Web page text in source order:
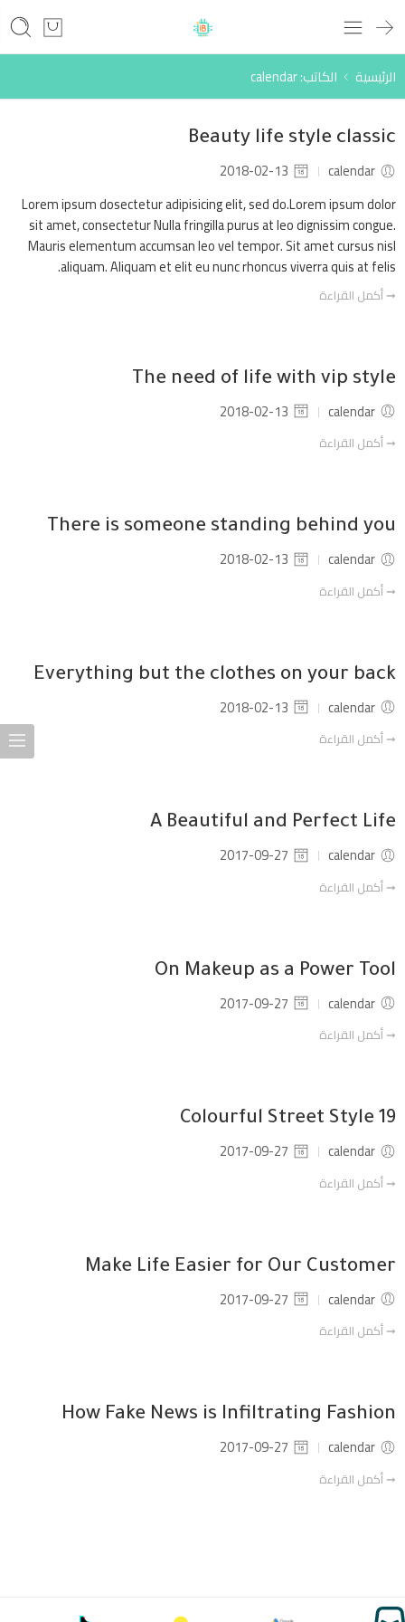
الرئيسية الكاتب: calendar
Beauty life style classic
calendar
2018-02-13
Lorem ipsum dosectetur adipisicing elit, sed do.Lorem ipsum dolor
sit amet, consectetur Nulla fringilla purus at leo dignissim congue.
Mauris elementum accumsan leo vel tempor. Sit amet cursus nisl
aliquam. Aliquam et elit eu nunc rhoncus viverra quis at felis.
➞ أكمل القراءة
The need of life with vip style
calendar
2018-02-13
➞ أكمل القراءة
There is someone standing behind you
calendar
2018-02-13
➞ أكمل القراءة
Everything but the clothes on your back
calendar
2018-02-13
➞ أكمل القراءة
A Beautiful and Perfect Life
calendar
2017-09-27
➞ أكمل القراءة
On Makeup as a Power Tool
calendar
2017-09-27
➞ أكمل القراءة
19 Colourful Street Style
calendar
2017-09-27
➞ أكمل القراءة
Make Life Easier for Our Customer
calendar
2017-09-27
➞ أكمل القراءة
How Fake News is Infiltrating Fashion
calendar
2017-09-27
➞ أكمل القراءة